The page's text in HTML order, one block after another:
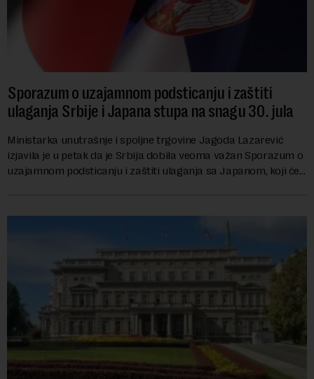
Sporazum o uzajamnom podsticanju i zaštiti
ulaganja Srbije i Japana stupa na snagu 30. jula
Ministarka unutrašnje i spoljne trgovine Jagoda Lazarević
izjavila je u petak da je Srbija dobila veoma važan Sporazum o
uzajamnom podsticanju i zaštiti ulaganja sa Japanom, koji će